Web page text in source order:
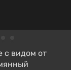
с видом от